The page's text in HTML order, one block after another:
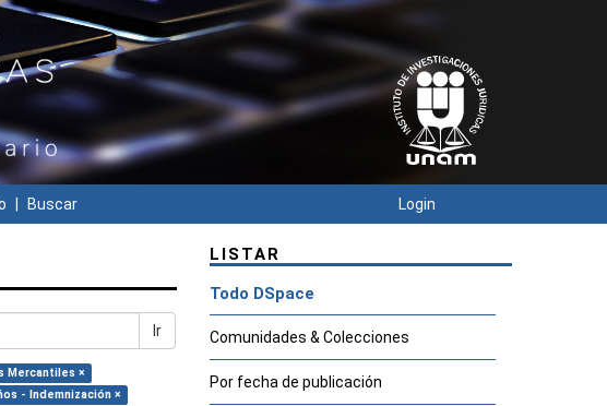
Buscar Login
Ir
Mercantiles ×
- Indemnización ×
LISTAR
Todo DSpace
Comunidades & Colecciones
Por fecha de publicación